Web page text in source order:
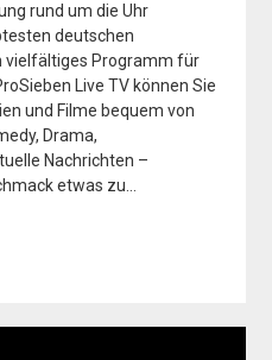
rund um die Uhr
deutschen
vielfältiges Programm für
Live TV können Sie
und Filme bequem von
Drama,
Nachrichten –
etwas zu…